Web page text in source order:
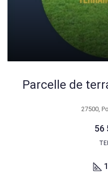
27500,
56